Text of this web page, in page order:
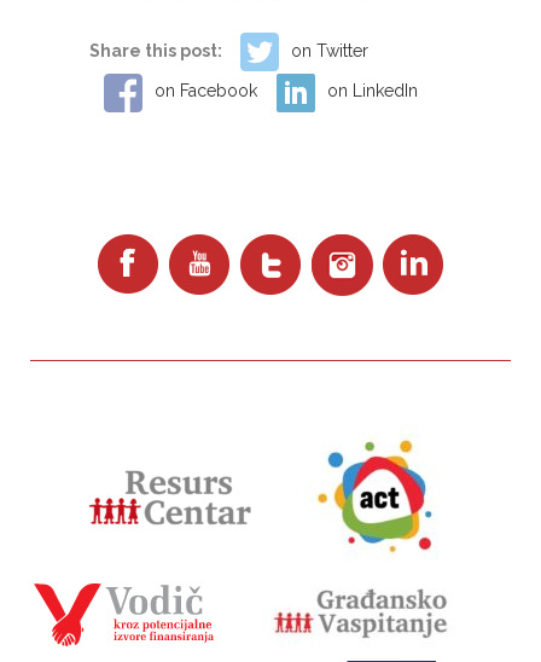
Share this post: on Twitter
on Facebook on LinkedIn